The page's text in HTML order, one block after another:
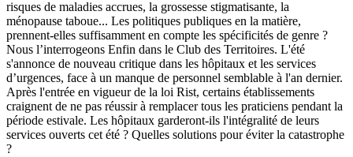
risques de maladies accrues, la grossesse stigmatisante, la
ménopause taboue... Les politiques publiques en la matière,
prennent-elles suffisamment en compte les spécificités de genre ?
Nous l’interrogeons Enfin dans le Club des Territoires. L'été
s'annonce de nouveau critique dans les hôpitaux et les services
d’urgences, face à un manque de personnel semblable à l'an dernier.
Après l'entrée en vigueur de la loi Rist, certains établissements
craignent de ne pas réussir à remplacer tous les praticiens pendant la
période estivale. Les hôpitaux garderont-ils l'intégralité de leurs
services ouverts cet été ? Quelles solutions pour éviter la catastrophe
?